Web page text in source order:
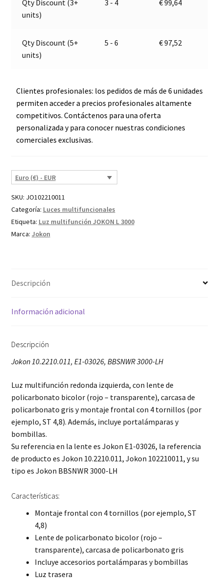
03026
Qty Discount (3+
units)
3 - 4 €99,64
Qty Discount (5+
units)
5 - 6 €97,52
Clientes profesionales: los pedidos de más de 6 unidades
permiten acceder a precios profesionales altamente
competitivos. Contáctenos para una oferta
personalizada y para conocer nuestras condiciones
comerciales exclusivas.
Euro (€) - EUR
SKU: JO102210011
Categoría: Luces multifuncionales
Etiqueta: Luz multifunción JOKON L 3000
Marca: Jokon
Descripción
Información adicional
Descripción
Jokon 10.2210.011, E1-03026, BBSNWR 3000-LH
Luz multifunción redonda izquierda, con lente de
policarbonato bicolor (rojo – transparente), carcasa de
policarbonato gris y montaje frontal con 4 tornillos (por
ejemplo, ST 4,8). Además, incluye portalámparas y
bombillas.
Su referencia en la lente es Jokon E1-03026, la referencia
de producto es Jokon 10.2210.011, Jokon 102210011, y su
tipo es Jokon BBSNWR 3000-LH
Características:
Montaje frontal con 4 tornillos (por ejemplo, ST
4,8)
Lente de policarbonato bicolor (rojo –
transparente), carcasa de policarbonato gris
Incluye accesorios portalámparas y bombillas
Luz trasera